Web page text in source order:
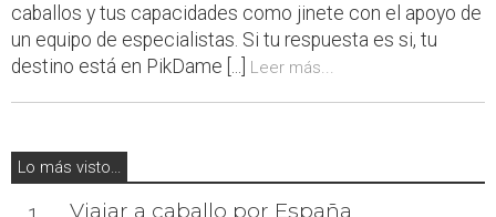
caballos y tus capacidades como jinete con el apoyo de
un equipo de especialistas. Si tu respuesta es si, tu
destino está en PikDame [...]
Leer más...
Lo más visto...
Viajar a caballo por España